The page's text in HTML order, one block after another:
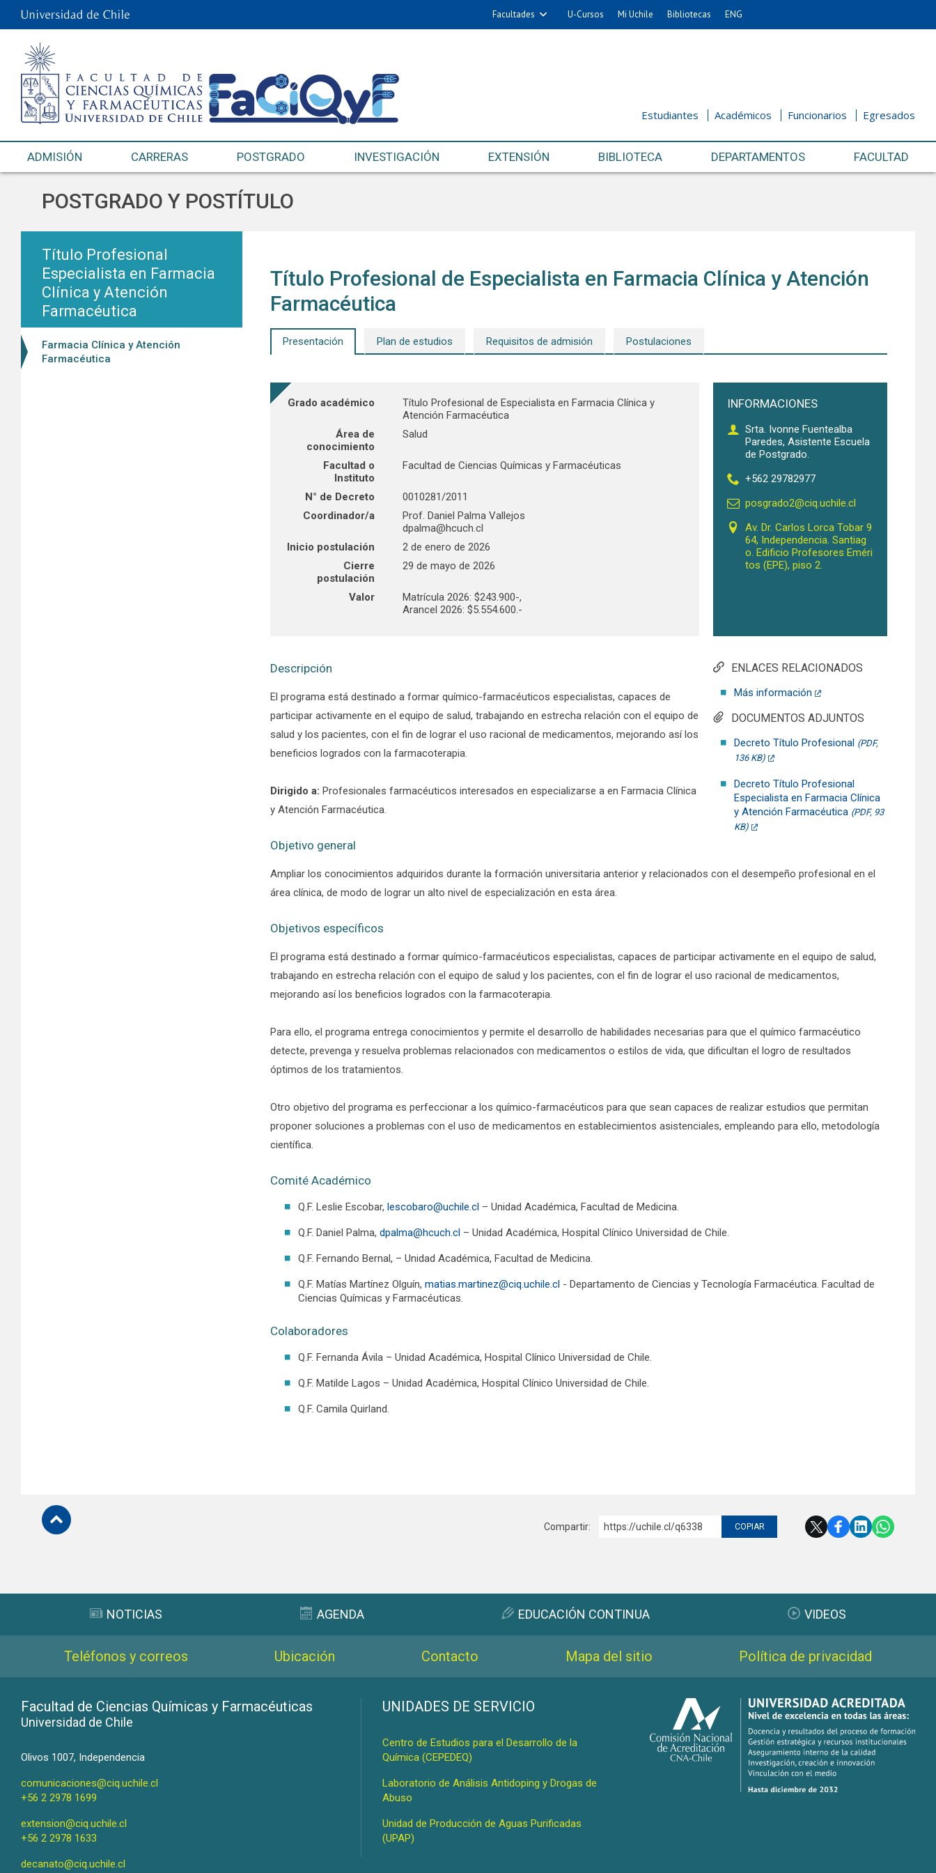
Facultades U-Cursos Mi Uchile Bibliotecas ENG
Estudiantes Académicos Funcionarios Egresados
ADMISIÓN CARRERAS POSTGRADO INVESTIGACIÓN EXTENSIÓN BIBLIOTECA DEPARTAMENTOS FACULTAD
POSTGRADO Y POSTÍTULO
Título Profesional
Especialista en Farmacia
Clínica y Atención
Farmacéutica
Farmacia Clínica y Atención
Farmacéutica
Título Profesional de Especialista en Farmacia Clínica y Atención
Farmacéutica
Presentación Plan de estudios Requisitos de admisión Postulaciones
INFORMACIONES
Srta. Ivonne Fuentealba
Paredes, Asistente Escuela
de Postgrado.
+562 29782977
posgrado2@ciq.uchile.cl
Av. Dr. Carlos Lorca Tobar 9
64, Independencia. Santiag
o. Edificio Profesores Eméri
tos (EPE), piso 2.
Grado académico
Título Profesional de Especialista en Farmacia Clínica y
Atención Farmacéutica
Área de
conocimiento
Salud
Facultad o
Instituto
Facultad de Ciencias Químicas y Farmacéuticas
N° de Decreto
0010281/2011
Coordinador/a
Prof. Daniel Palma Vallejos
dpalma@hcuch.cl
Inicio postulación
2 de enero de 2026
Cierre
postulación
29 de mayo de 2026
Valor
Matrícula 2026: $243.900-,
Arancel 2026: $5.554.600.-
ENLACES RELACIONADOS
Más información
DOCUMENTOS ADJUNTOS
Decreto Título Profesional (PDF,
136 KB)
Decreto Título Profesional
Especialista en Farmacia Clínica
y Atención Farmacéutica (PDF, 93
KB)
Descripción
El programa está destinado a formar químico-farmacéuticos especialistas, capaces de
participar activamente en el equipo de salud, trabajando en estrecha relación con el equipo de
salud y los pacientes, con el fin de lograr el uso racional de medicamentos, mejorando así los
beneficios logrados con la farmacoterapia.
Dirigido a: Profesionales farmacéuticos interesados en especializarse a en Farmacia Clínica
y Atención Farmacéutica.
Objetivo general
Ampliar los conocimientos adquiridos durante la formación universitaria anterior y relacionados con el desempeño profesional en el
área clínica, de modo de lograr un alto nivel de especialización en esta área.
Objetivos específicos
El programa está destinado a formar químico-farmacéuticos especialistas, capaces de participar activamente en el equipo de salud,
trabajando en estrecha relación con el equipo de salud y los pacientes, con el fin de lograr el uso racional de medicamentos,
mejorando así los beneficios logrados con la farmacoterapia.
Para ello, el programa entrega conocimientos y permite el desarrollo de habilidades necesarias para que el químico farmacéutico
detecte, prevenga y resuelva problemas relacionados con medicamentos o estilos de vida, que dificultan el logro de resultados
óptimos de los tratamientos.
Otro objetivo del programa es perfeccionar a los químico-farmacéuticos para que sean capaces de realizar estudios que permitan
proponer soluciones a problemas con el uso de medicamentos en establecimientos asistenciales, empleando para ello, metodología
científica.
Comité Académico
Q.F. Leslie Escobar,lescobaro@uchile.cl – Unidad Académica, Facultad de Medicina.
Q.F. Daniel Palma,dpalma@hcuch.cl – Unidad Académica, Hospital Clínico Universidad de Chile.
Q.F. Fernando Bernal, – Unidad Académica, Facultad de Medicina.
Q.F. Matías Martínez Olguín,matias.martinez@ciq.uchile.cl - Departamento de Ciencias y Tecnología Farmacéutica. Facultad de
Ciencias Químicas y Farmacéuticas.
Colaboradores
Q.F. Fernanda Ávila – Unidad Académica, Hospital Clínico Universidad de Chile.
Q.F. Matilde Lagos – Unidad Académica, Hospital Clínico Universidad de Chile.
Q.F. Camila Quirland.
Compartir: https://uchile.cl/q6338 COPIAR
NOTICIAS AGENDA EDUCACIÓN CONTINUA VIDEOS
Teléfonos y correos Ubicación Contacto Mapa del sitio Política de privacidad
Facultad de Ciencias Químicas y Farmacéuticas
Universidad de Chile
Olivos 1007, Independencia
comunicaciones@ciq.uchile.cl
+56 2 2978 1699
extension@ciq.uchile.cl
+56 2 2978 1633
decanato@ciq.uchile.cl
UNIDADES DE SERVICIO
Centro de Estudios para el Desarrollo de la
Química (CEPEDEQ)
Laboratorio de Análisis Antidoping y Drogas de
Abuso
Unidad de Producción de Aguas Purificadas
(UPAP)